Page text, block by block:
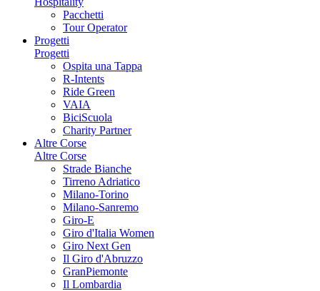
Pacchetti
Tour Operator
Progetti
Progetti
Ospita una Tappa
R-Intents
Ride Green
VAIA
BiciScuola
Charity Partner
Altre Corse
Altre Corse
Strade Bianche
Tirreno Adriatico
Milano-Torino
Milano-Sanremo
Giro-E
Giro d'Italia Women
Giro Next Gen
Il Giro d'Abruzzo
GranPiemonte
Il Lombardia